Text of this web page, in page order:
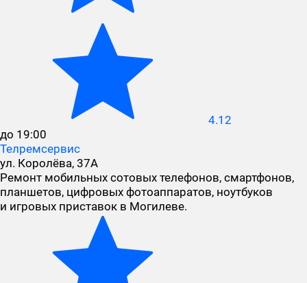
4.12
до 19:00
Телремсервис
ул. Королёва, 37А
Ремонт мобильных сотовых телефонов, смартфонов,
планшетов, цифровых фотоаппаратов, ноутбуков
и игровых приставок в Могилеве.